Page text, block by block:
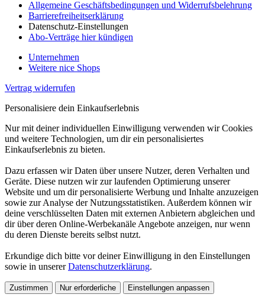
Allgemeine Geschäftsbedingungen und Widerrufsbelehrung
Barrierefreiheitserklärung
Datenschutz-Einstellungen
Abo-Verträge hier kündigen
Unternehmen
Weitere nice Shops
Vertrag widerrufen
Personalisiere dein Einkaufserlebnis
Nur mit deiner individuellen Einwilligung verwenden wir Cookies
und weitere Technologien, um dir ein personalisiertes
Einkaufserlebnis zu bieten.
Dazu erfassen wir Daten über unsere Nutzer, deren Verhalten und
Geräte. Diese nutzen wir zur laufenden Optimierung unserer
Website und um dir personalisierte Werbung und Inhalte anzuzeigen
sowie zur Analyse der Nutzungsstatistiken. Außerdem können wir
deine verschlüsselten Daten mit externen Anbietern abgleichen und
dir über deren Online-Werbekanäle Angebote anzeigen, nur wenn
du deren Dienste bereits selbst nutzt.
Erkundige dich bitte vor deiner Einwilligung in den Einstellungen
sowie in unsererDatenschutzerklärung.
Zustimmen Nur erforderliche Einstellungen anpassen